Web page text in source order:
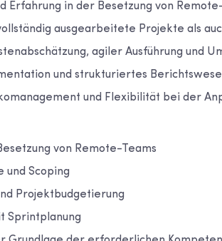
Erfahrung in der Besetzung von
ausgearbeitete Projekte als
agiler Ausführung und
und strukturiertes
und Flexibilität bei der
von Remote-Teams
und Scoping
Projektbudgetierung
Sprintplanung